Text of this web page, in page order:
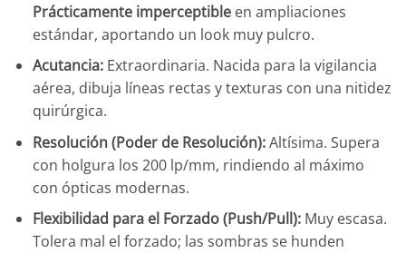
Prácticamente imperceptibleen ampliaciones
estándar, aportando un look muy pulcro.
Acutancia:Extraordinaria. Nacida para la vigilancia
aérea, dibuja líneas rectas y texturas con una nitidez
quirúrgica.
Resolución (Poder de Resolución):Altísima. Supera
con holgura los 200 lp/mm, rindiendo al máximo
con ópticas modernas.
Flexibilidad para el Forzado (Push/Pull):Muy escasa.
Tolera mal el forzado; las sombras se hunden